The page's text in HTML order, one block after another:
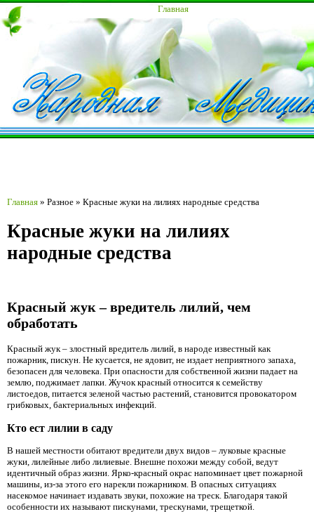
Главная
Главная » Разное » Красные жуки на лилиях народные средства
Красные жуки на лилиях
народные средства
Красный жук – вредитель лилий, чем
обработать
Красный жук – злостный вредитель лилий, в народе известный как
пожарник, пискун. Не кусается, не ядовит, не издает неприятного запаха,
безопасен для человека. При опасности для собственной жизни падает на
землю, поджимает лапки. Жучок красный относится к семейству
листоедов, питается зеленой частью растений, становится провокатором
грибковых, бактериальных инфекций.
Кто ест лилии в саду
В нашей местности обитают вредители двух видов – луковые красные
жуки, лилейные либо лилиевые. Внешне похожи между собой, ведут
идентичный образ жизни. Ярко-красный окрас напоминает цвет пожарной
машины, из-за этого его нарекли пожарником. В опасных ситуациях
насекомое начинает издавать звуки, похожие на треск. Благодаря такой
особенности их называют пискунами, трескунами, трещеткой.